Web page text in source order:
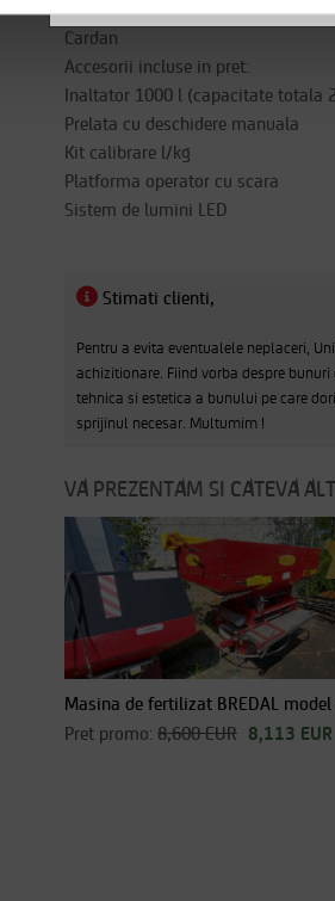
Cadru si bazin vopsite in sistem
Cardan
Accesorii incluse in pret:
Inaltator 1000 l (capacitate totala
Prelata cu deschidere manuala
Kit calibrare l/kg
Platforma operator cu scara
Sistem de lumini LED
Stimati clienti,
Pentru a evita eventualele neplaceri,
achizitionare. Fiind vorba despre
tehnica si estetica a bunului pe care
sprijinul necesar. Multumim !
VA PREZENTAM SI CATEVA
Masina de fertilizat BREDAL
Pret promo: 8,600 EUR 8,113 EUR